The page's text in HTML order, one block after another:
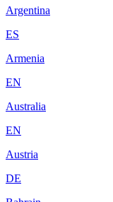
Argentina
ES
Armenia
EN
Australia
EN
Austria
DE